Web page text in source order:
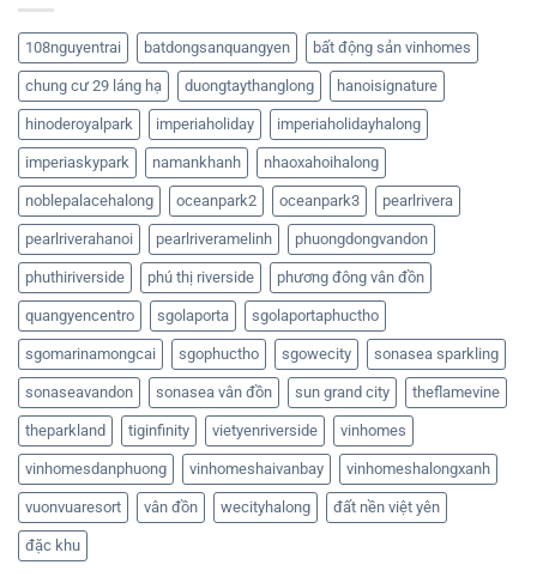
108nguyentrai batdongsanquangyen bất động sản vinhomes
chung cư 29 láng hạ duongtaythanglong hanoisignature
hinoderoyalpark imperiaholiday imperiaholidayhalong
imperiaskypark namankhanh nhaoxahoihalong
noblepalacehalong oceanpark2 oceanpark3 pearlrivera
pearlriverahanoi pearlriveramelinh phuongdongvandon
phuthiriverside phú thị riverside phương đông vân đồn
quangyencentro sgolaporta sgolaportaphuctho
sgomarinamongcai sgophuctho sgowecity sonasea sparkling
sonaseavandon sonasea vân đồn sun grand city theflamevine
theparkland tiginfinity vietyenriverside vinhomes
vinhomesdanphuong vinhomeshaivanbay vinhomeshalongxanh
vuonvuaresort vân đồn wecityhalong đất nền việt yên
đặc khu